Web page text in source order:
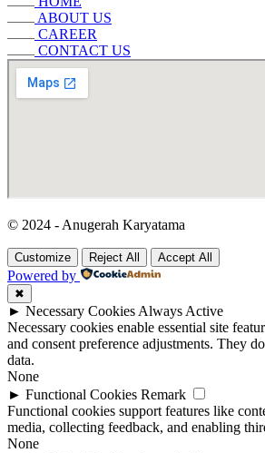
ABOUT US
CAREER
CONTACT US
© 2024 - Anugerah Karyatama
Customize Reject All Accept All
Powered by
✖
► Necessary CookiesAlways Active
Necessary cookies enable essential site
and consent preference adjustments. They
data.
None
► Functional Cookies Remark
Functional cookies support features like
media, collecting feedback, and enabling
None